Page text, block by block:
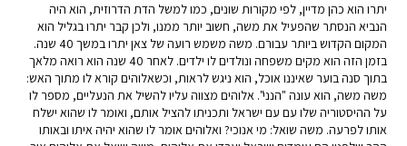
יתרו הוא כהן מדיין, לפי מקורות שונים, כמו למשל הדת הדרוזית, הוא היה
הנביא הנסתר שהפעיל את משה, חשוב יותר ממנו, ולכן קבר יתרו בגליל הוא
המקום הקדוש ביותר עבורם. משה משמש רועה של צאן יתרו במשך 40 שנה.
בזמן הזה הוא מקים משפחה ונולדים לו ילדים. לאחר 40 שנה הוא רואה מלאך
בתוך סנה בוער שאיננו אוכל, הוא ניגש לראות, וכשאלוהים קורא לו מתוך האש:
משה משה, הוא עונה "הנני". אלוהים מצווה עליו להשיל את הנעליים, מספר לו
על ההיסטוריה שלו עם עם ישראל ותכניתו להציל אותם, ואומר לו שהוא ישלח
אותו לפרעה. משה שואל: מי אנוכי? ואלוהים אומר לו שהוא יהיה איתו ובאותו